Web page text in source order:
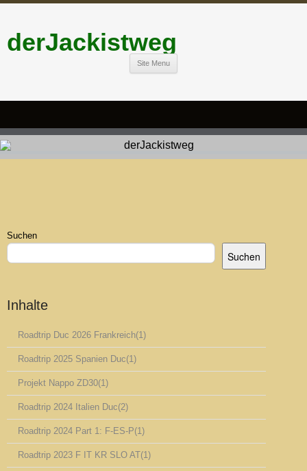
derJackistweg
Site Menu
Suchen
Suchen
Inhalte
Roadtrip Duc 2026 Frankreich(1)
Roadtrip 2025 Spanien Duc(1)
Projekt Nappo ZD30(1)
Roadtrip 2024 Italien Duc(2)
Roadtrip 2024 Part 1: F-ES-P(1)
Roadtrip 2023 F IT KR SLO AT(1)